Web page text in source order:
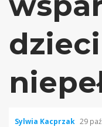
Sylwia Kacprzak 29